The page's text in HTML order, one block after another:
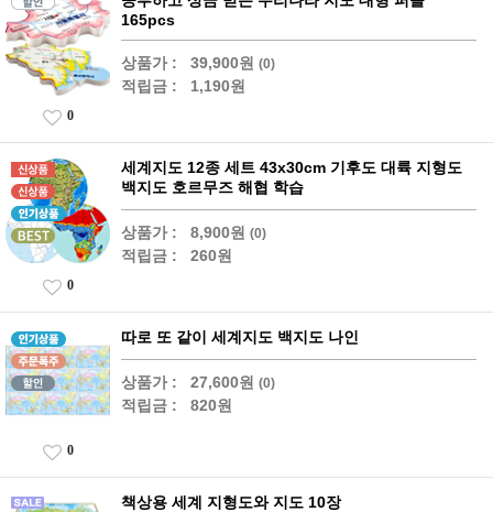
165pcs
상품가 : 39,900원 (0)
적립금 : 1,190원
0
세계지도 12종 세트 43x30cm 기후도 대륙 지형도
백지도 호르무즈 해협 학습
상품가 : 8,900원 (0)
적립금 : 260원
0
따로 또 같이 세계지도 백지도 나인
상품가 : 27,600원 (0)
적립금 : 820원
0
책상용 세계 지형도와 지도 10장